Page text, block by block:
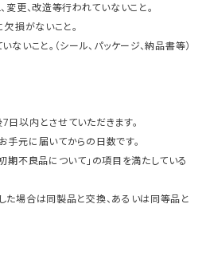
変更、改造等行われていないこと。
欠損がないこと。
いこと。（シール、パッケージ、納品書等）
以内とさせていただきます。
元に届いてからの日数です。
期不良品について」の項目を満たしている
場合は同製品と交換、あるいは同等品と